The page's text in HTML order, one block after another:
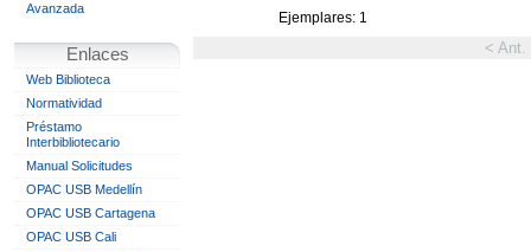
Avanzada
Enlaces
Web Biblioteca
Normatividad
Préstamo
Interbibliotecario
Manual Solicitudes
OPAC USB Medellín
OPAC USB Cartagena
OPAC USB Cali
Ejemplares: 1
< Ant.